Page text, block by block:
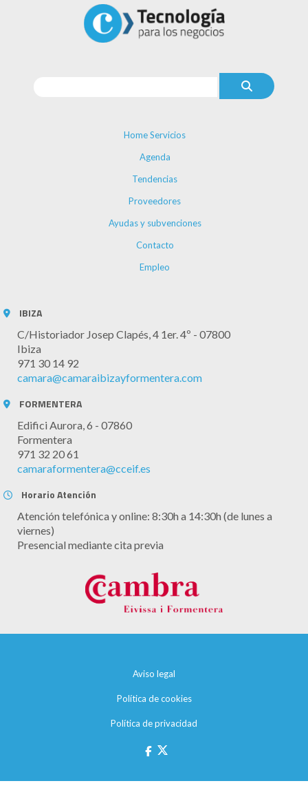
Home Servicios
Agenda
Tendencias
Proveedores
Ayudas y subvenciones
Contacto
Empleo
IBIZA
C/Historiador Josep Clapés, 4 1er. 4º - 07800
Ibiza
971 30 14 92
camara@camaraibizayformentera.com
FORMENTERA
Edifici Aurora, 6 - 07860
Formentera
971 32 20 61
camaraformentera@cceif.es
Horario Atención
Atención telefónica y online: 8:30h a 14:30h (de lunes a
viernes)
Presencial mediante cita previa
Aviso legal
Política de cookies
Política de privacidad